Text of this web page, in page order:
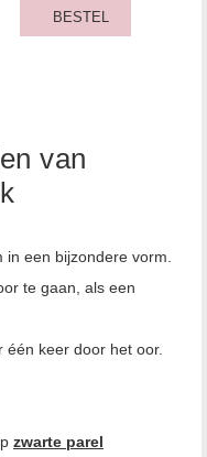
BESTEL
van
een bijzondere vorm.
te gaan, als een
keer door het oor.
zwarte parel